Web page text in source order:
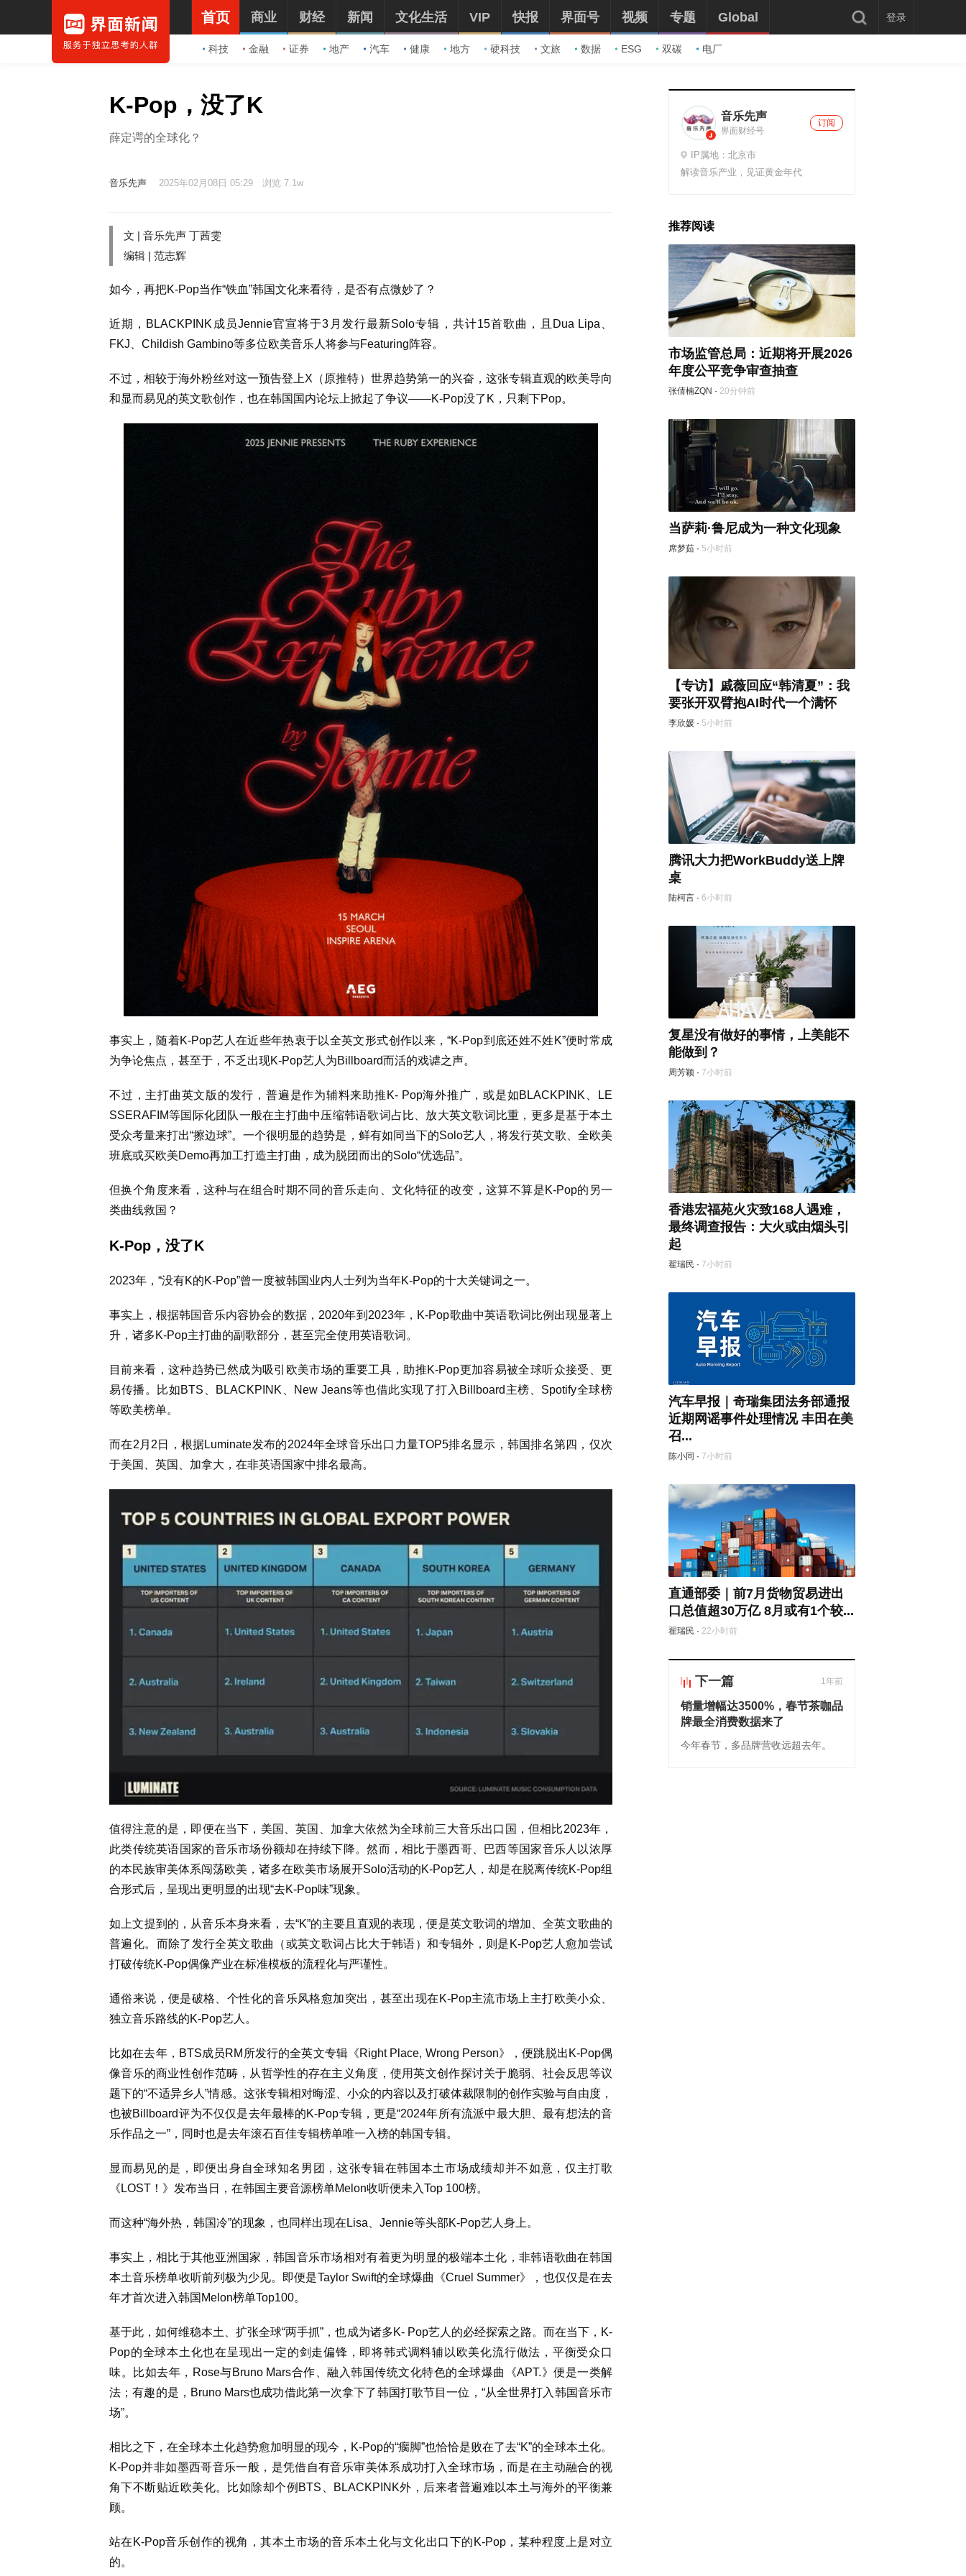
首页
科技 金融 证券 地产 汽车 健康 地方 硬科技 文旅 数据 ESG 双碳 电厂
商业 财经 新闻 文化生活 VIP 快报 界面号 视频 专题 Global 登录
K-Pop，没了K
薛定谔的全球化？
音乐先声 2025年02月08日 05:29 浏览 7.1w
文 | 音乐先声 丁茜雯
编辑 | 范志辉
如今，再把K-Pop当作“铁血”韩国文化来看待，是否有点微妙了？
近期，BLACKPINK成员Jennie官宣将于3月发行最新Solo专辑，共计15首歌曲，且Dua Lipa、
FKJ、Childish Gambino等多位欧美音乐人将参与Featuring阵容。
不过，相较于海外粉丝对这一预告登上X（原推特）世界趋势第一的兴奋，这张专辑直观的欧美导向
和显而易见的英文歌创作，也在韩国国内论坛上掀起了争议——K-Pop没了K，只剩下Pop。
事实上，随着K-Pop艺人在近些年热衷于以全英文形式创作以来，“K-Pop到底还姓不姓K”便时常成
为争论焦点，甚至于，不乏出现K-Pop艺人为Billboard而活的戏谑之声。
不过，主打曲英文版的发行，普遍是作为辅料来助推K- Pop海外推广，或是如BLACKPINK、LE
SSERAFIM等国际化团队一般在主打曲中压缩韩语歌词占比、放大英文歌词比重，更多是基于本土
受众考量来打出“擦边球”。一个很明显的趋势是，鲜有如同当下的Solo艺人，将发行英文歌、全欧美
班底或买欧美Demo再加工打造主打曲，成为脱团而出的Solo“优选品”。
但换个角度来看，这种与在组合时期不同的音乐走向、文化特征的改变，这算不算是K-Pop的另一
类曲线救国？
K-Pop，没了K
2023年，“没有K的K-Pop”曾一度被韩国业内人士列为当年K-Pop的十大关键词之一。
事实上，根据韩国音乐内容协会的数据，2020年到2023年，K-Pop歌曲中英语歌词比例出现显著上
升，诸多K-Pop主打曲的副歌部分，甚至完全使用英语歌词。
目前来看，这种趋势已然成为吸引欧美市场的重要工具，助推K-Pop更加容易被全球听众接受、更
易传播。比如BTS、BLACKPINK、New Jeans等也借此实现了打入Billboard主榜、Spotify全球榜
等欧美榜单。
而在2月2日，根据Luminate发布的2024年全球音乐出口力量TOP5排名显示，韩国排名第四，仅次
于美国、英国、加拿大，在非英语国家中排名最高。
值得注意的是，即便在当下，美国、英国、加拿大依然为全球前三大音乐出口国，但相比2023年，
此类传统英语国家的音乐市场份额却在持续下降。然而，相比于墨西哥、巴西等国家音乐人以浓厚
的本民族审美体系闯荡欧美，诸多在欧美市场展开Solo活动的K-Pop艺人，却是在脱离传统K-Pop组
合形式后，呈现出更明显的出现“去K-Pop味”现象。
如上文提到的，从音乐本身来看，去“K”的主要且直观的表现，便是英文歌词的增加、全英文歌曲的
普遍化。而除了发行全英文歌曲（或英文歌词占比大于韩语）和专辑外，则是K-Pop艺人愈加尝试
打破传统K-Pop偶像产业在标准模板的流程化与严谨性。
通俗来说，便是破格、个性化的音乐风格愈加突出，甚至出现在K-Pop主流市场上主打欧美小众、
独立音乐路线的K-Pop艺人。
比如在去年，BTS成员RM所发行的全英文专辑《Right Place, Wrong Person》，便跳脱出K-Pop偶
像音乐的商业性创作范畴，从哲学性的存在主义角度，使用英文创作探讨关于脆弱、社会反思等议
题下的“不适异乡人”情感。这张专辑相对晦涩、小众的内容以及打破体裁限制的创作实验与自由度，
也被Billboard评为不仅仅是去年最棒的K-Pop专辑，更是“2024年所有流派中最大胆、最有想法的音
乐作品之一”，同时也是去年滚石百佳专辑榜单唯一入榜的韩国专辑。
显而易见的是，即便出身自全球知名男团，这张专辑在韩国本土市场成绩却并不如意，仅主打歌
《LOST！》发布当日，在韩国主要音源榜单Melon收听便未入Top 100榜。
而这种“海外热，韩国冷”的现象，也同样出现在Lisa、Jennie等头部K-Pop艺人身上。
事实上，相比于其他亚洲国家，韩国音乐市场相对有着更为明显的极端本土化，非韩语歌曲在韩国
本土音乐榜单收听前列极为少见。即便是Taylor Swift的全球爆曲《Cruel Summer》，也仅仅是在去
年才首次进入韩国Melon榜单Top100。
基于此，如何维稳本土、扩张全球“两手抓”，也成为诸多K- Pop艺人的必经探索之路。而在当下，K-
Pop的全球本土化也在呈现出一定的剑走偏锋，即将韩式调料辅以欧美化流行做法，平衡受众口
味。比如去年，Rose与Bruno Mars合作、融入韩国传统文化特色的全球爆曲《APT.》便是一类解
法；有趣的是，Bruno Mars也成功借此第一次拿下了韩国打歌节目一位，“从全世界打入韩国音乐市
场”。
相比之下，在全球本土化趋势愈加明显的现今，K-Pop的“瘸脚”也恰恰是败在了去“K”的全球本土化。
K-Pop并非如墨西哥音乐一般，是凭借自有音乐审美体系成功打入全球市场，而是在主动融合的视
角下不断贴近欧美化。比如除却个例BTS、BLACKPINK外，后来者普遍难以本土与海外的平衡兼
顾。
站在K-Pop音乐创作的视角，其本土市场的音乐本土化与文化出口下的K-Pop，某种程度上是对立
的。
音乐先声
界面财经号
订阅
IP属地：北京市
解读音乐产业，见证黄金年代
推荐阅读
市场监管总局：近期将开展2026
年度公平竞争审查抽查
张倩楠ZQN · 20分钟前
当萨莉·鲁尼成为一种文化现象
席梦茹 · 5小时前
【专访】戚薇回应“韩清夏”：我
要张开双臂抱AI时代一个满怀
李欣媛 · 5小时前
腾讯大力把WorkBuddy送上牌
桌
陆柯言 · 6小时前
复星没有做好的事情，上美能不
能做到？
周芳颖 · 7小时前
香港宏福苑火灾致168人遇难，
最终调查报告：大火或由烟头引
起
翟瑞民 · 7小时前
汽车早报｜奇瑞集团法务部通报
近期网谣事件处理情况 丰田在美
召...
陈小同 · 7小时前
直通部委｜前7月货物贸易进出
口总值超30万亿 8月或有1个较...
翟瑞民 · 22小时前
下一篇 1年前
销量增幅达3500%，春节茶咖品
牌最全消费数据来了
今年春节，多品牌营收远超去年。